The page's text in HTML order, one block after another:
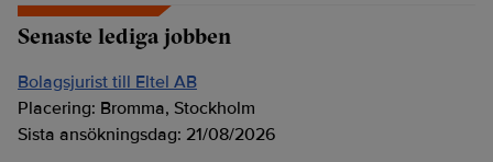
Senaste lediga jobben
Bolagsjurist till Eltel AB
Placering: Bromma, Stockholm
Sista ansökningsdag: 21/08/2026